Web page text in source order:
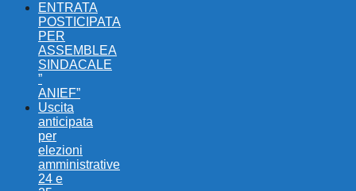
ENTRATA
POSTICIPATA
PER
ASSEMBLEA
SINDACALE
”
ANIEF”
Uscita
anticipata
per
elezioni
amministrative
24 e